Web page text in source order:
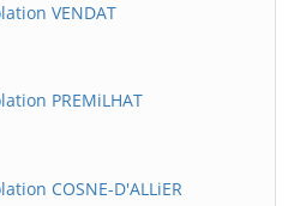
VENDAT
PREMiLHAT
COSNE-D'ALLiER